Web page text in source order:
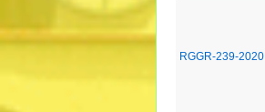
RGGR-239-2020